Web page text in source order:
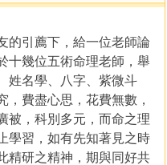
引薦下，給一位老師論
十幾位五術命理老師，舉
姓名學、八字、紫微斗
，費盡心思，花費無數，
被，科別多元，而命之理
學習，如有先知著見之時
精研之精神，期與同好共